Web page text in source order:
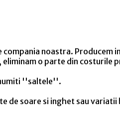
noastra. Producem
o parte din
''saltele''.
de soare si inghet sau